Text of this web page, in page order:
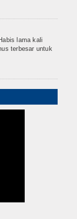
lama kali
terbesar untuk